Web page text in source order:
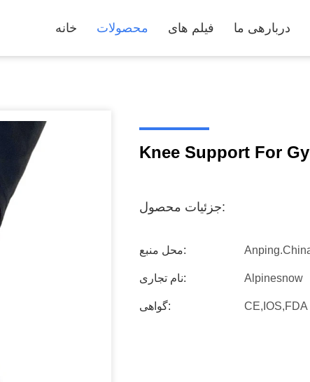
خانه محصولات فیلم های دربارهی ما
Knee Support For
جزئیات محصول:
محل منبع:
نام تجاری: Alpinesnow
گواهی: CE,IOS,FDA